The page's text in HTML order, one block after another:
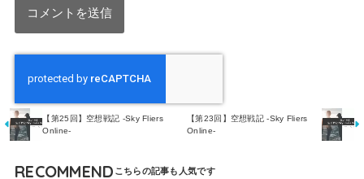
【第25回】空想戦記 -Sky Fliers
Online-
【第23回】空想戦記 -Sky Fliers
Online-
RECOMMEND